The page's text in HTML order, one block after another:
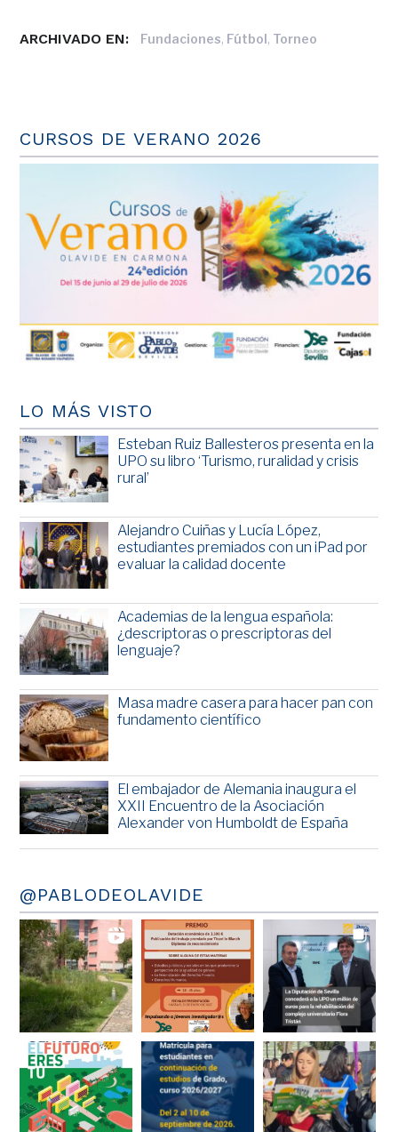
ARCHIVADO EN: Fundaciones, Fútbol, Torneo
CURSOS DE VERANO 2026
LO MÁS VISTO
Esteban Ruiz Ballesteros presenta en la
UPO su libro ‘Turismo, ruralidad y crisis
rural’
Alejandro Cuiñas y Lucía López,
estudiantes premiados con un iPad por
evaluar la calidad docente
Academias de la lengua española:
¿descriptoras o prescriptoras del
lenguaje?
Masa madre casera para hacer pan con
fundamento científico
El embajador de Alemania inaugura el
XXII Encuentro de la Asociación
Alexander von Humboldt de España
@PABLODEOLAVIDE